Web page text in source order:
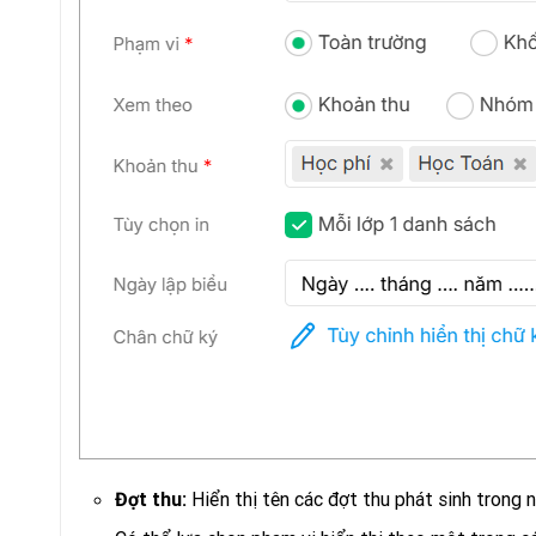
Đợt thu: Hiển thị tên các đợt thu phát sinh trong